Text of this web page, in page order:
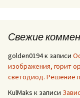
Свежие
golden0194к записи
изображения, горит
светодиод. Решение
KulMaks к записи